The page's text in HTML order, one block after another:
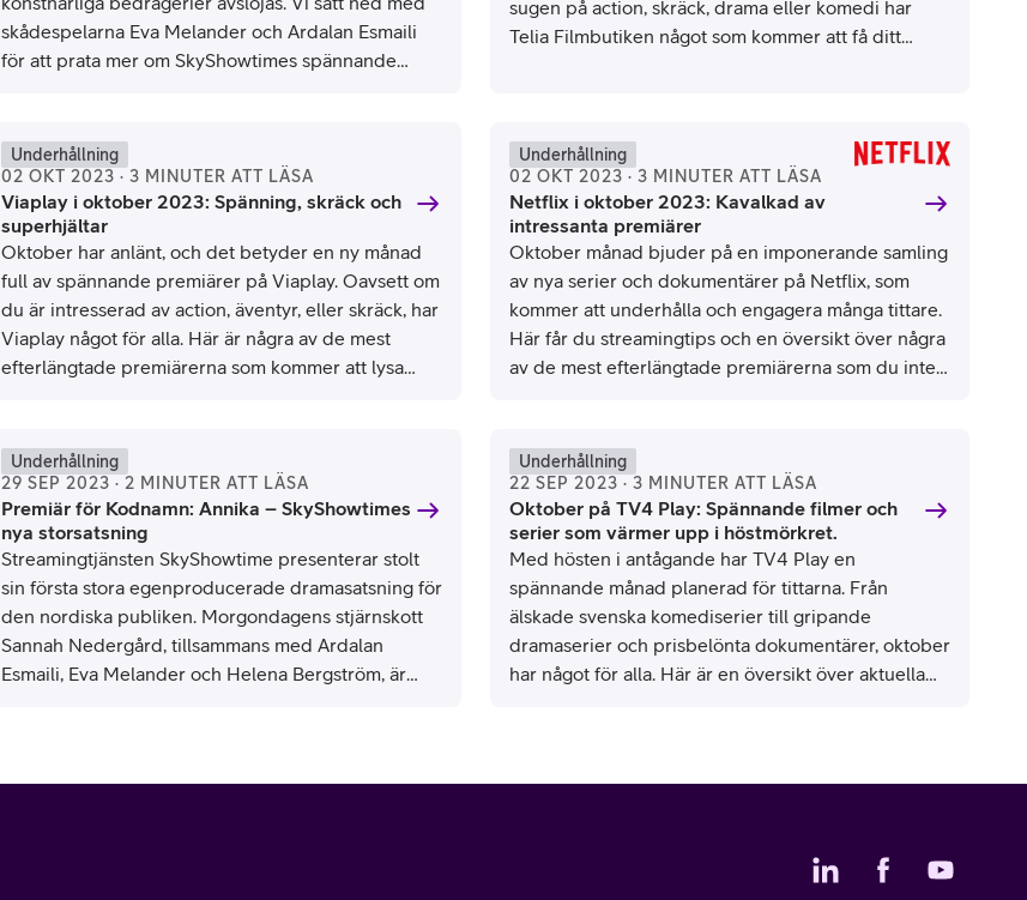
skådespelarna Eva Melander och Ardalan Esmaili
för att prata mer om SkyShowtimes spännande
sugen på action, skräck, drama eller komedi har
Telia Filmbutiken något som kommer att få ditt
Underhållning
02 OKT 2023 · 3 MINUTER ATT LÄSA
Viaplay i oktober 2023: Spänning, skräck och
superhjältar
Oktober har anlänt, och det betyder en ny månad
full av spännande premiärer på Viaplay. Oavsett om
du är intresserad av action, äventyr, eller skräck, har
Viaplay något för alla. Här är några av de mest
efterlängtade premiärerna som kommer att lysa
Underhållning
02 OKT 2023 · 3 MINUTER ATT LÄSA
Netflix i oktober 2023: Kavalkad av
intressanta premiärer
Oktober månad bjuder på en imponerande samling
av nya serier och dokumentärer på Netflix, som
kommer att underhålla och engagera många tittare.
Här får du streamingtips och en översikt över några
av de mest efterlängtade premiärerna som du inte
Underhållning
29 SEP 2023 · 2 MINUTER ATT LÄSA
Premiär för Kodnamn: Annika – SkyShowtimes
nya storsatsning
Streamingtjänsten SkyShowtime presenterar stolt
sin första stora egenproducerade dramasatsning för
den nordiska publiken. Morgondagens stjärnskott
Sannah Nedergård, tillsammans med Ardalan
Esmaili, Eva Melander och Helena Bergström, är
Underhållning
22 SEP 2023 · 3 MINUTER ATT LÄSA
Oktober på TV4 Play: Spännande filmer och
serier som värmer upp i höstmörkret.
Med hösten i antågande har TV4 Play en
spännande månad planerad för tittarna. Från
älskade svenska komediserier till gripande
dramaserier och prisbelönta dokumentärer, oktober
har något för alla. Här är en översikt över aktuella